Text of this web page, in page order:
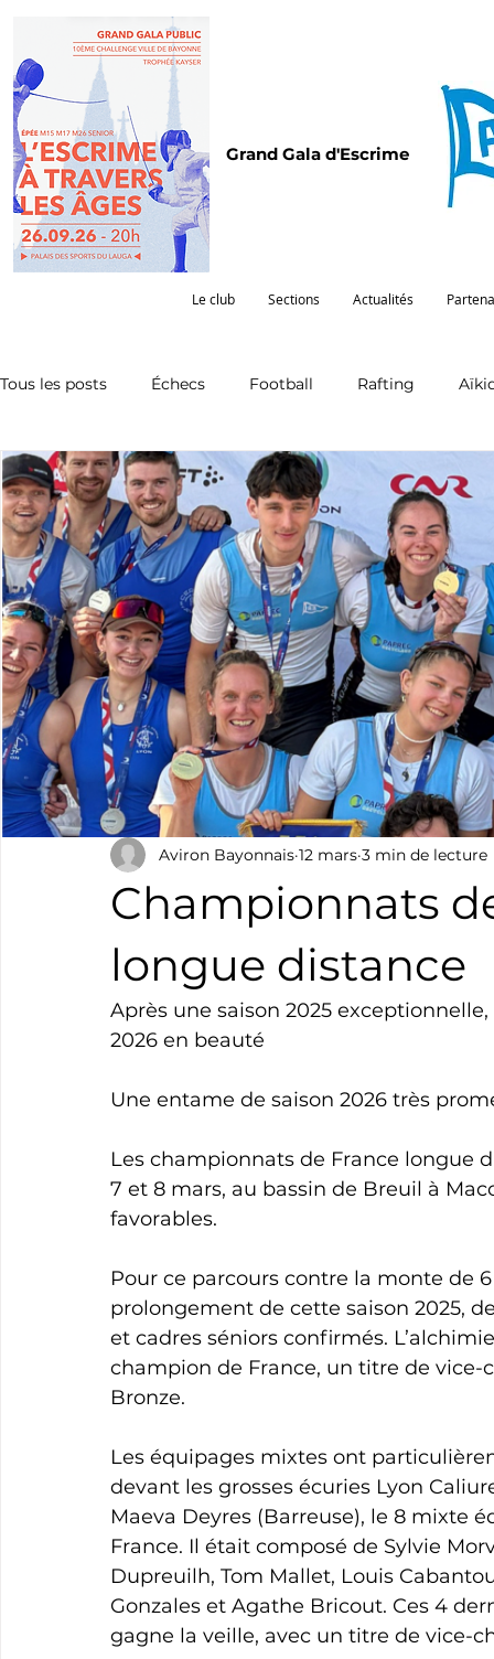
Grand Gala d'Escrime
Le club Sections Actualités
Tous les posts Échecs Football Rafting
Omnisports Partenariat Pelote Pentathlon
Boxe Natation Tennis Triathlon
Basket Cyclotourisme Surf Basket
Championnats
longue distance
Aviron Bayonnais 12 mars 3 min de lecture
Après une saison 2025
2026 en beauté
Une entame de saison 2026 très
Les championnats de France longue
7 et 8 mars, au bassin de Breuil à
favorables.
Pour ce parcours contre la monte de
prolongement de cette saison 2025,
et cadres séniors confirmés.
champion de France, un titre de
Bronze.
Les équipages mixtes ont
devant les grosses écuries Lyon
Maeva Deyres (Barreuse), le 8 mixte
France. Il était composé de Sylvie
Dupreuilh, Tom Mallet, Louis
Gonzales et Agathe Bricout. Ces 4
gagne la veille, avec un titre de vice-